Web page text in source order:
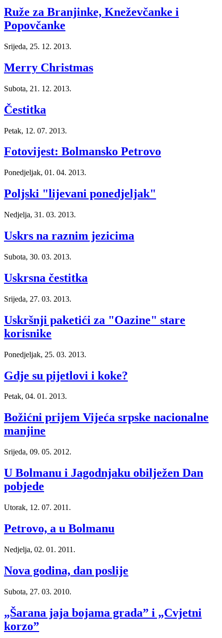
Ruže za Branjinke, Kneževčanke i
Popovčanke
Srijeda, 25. 12. 2013.
Merry Christmas
Subota, 21. 12. 2013.
Čestitka
Petak, 12. 07. 2013.
Fotovijest: Bolmansko Petrovo
Ponedjeljak, 01. 04. 2013.
Poljski "lijevani ponedjeljak"
Nedjelja, 31. 03. 2013.
Uskrs na raznim jezicima
Subota, 30. 03. 2013.
Uskrsna čestitka
Srijeda, 27. 03. 2013.
Uskršnji paketići za "Oazine" stare
korisnike
Ponedjeljak, 25. 03. 2013.
Gdje su pijetlovi i koke?
Petak, 04. 01. 2013.
Božićni prijem Vijeća srpske nacionalne
manjine
Srijeda, 09. 05. 2012.
U Bolmanu i Jagodnjaku obilježen Dan
pobjede
Utorak, 12. 07. 2011.
Petrovo, a u Bolmanu
Nedjelja, 02. 01. 2011.
Nova godina, dan poslije
Subota, 27. 03. 2010.
„Šarana jaja bojama grada” i „Cvjetni
korzo”